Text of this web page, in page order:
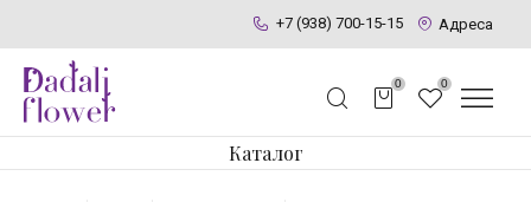
+7 (938) 700-15-15 Адреса
0 0
Каталог